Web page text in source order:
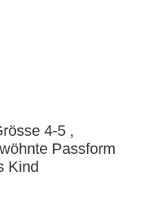
4-5 ,
Passform
Kind